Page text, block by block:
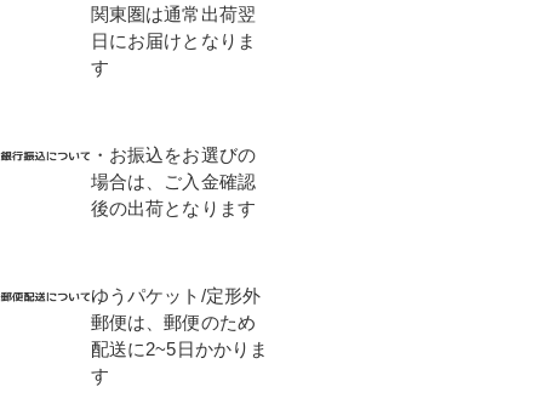
関東圏は通常出荷翌
日にお届けとなりま
す
・お振込をお選びの
場合は、ご入金確認
後の出荷となります
ゆうパケット/定形外
郵便は、郵便のため
配送に2~5日かかりま
す